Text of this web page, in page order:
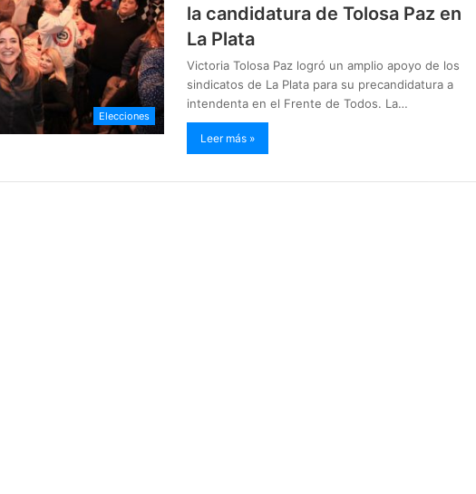
Elecciones
la candidatura de Tolosa Paz en
La Plata
Victoria Tolosa Paz logró un amplio apoyo de los
sindicatos de La Plata para su precandidatura a
intendenta en el Frente de Todos. La…
Leer más »